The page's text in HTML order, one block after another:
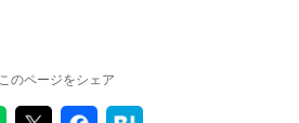
このページをシェア